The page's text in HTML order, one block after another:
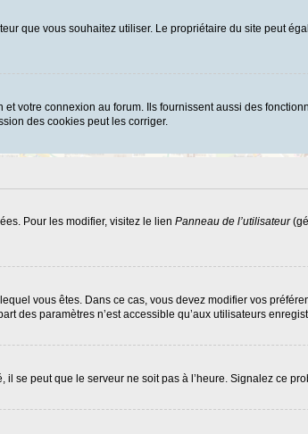
que vous souhaitez utiliser. Le propriétaire du site peut
votre connexion au forum. Ils fournissent aussi des
des cookies peut les corriger.
Pour les modifier, visitez le lien Panneau de l’utilisateur
vous êtes. Dans ce cas, vous devez modifier vos
des paramètres n’est accessible qu’aux utilisateurs
se peut que le serveur ne soit pas à l’heure. Signalez ce